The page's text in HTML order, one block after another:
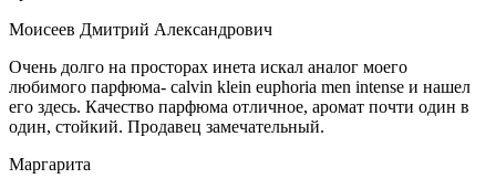
Моисеев Дмитрий Александрович
Очень долго на просторах инета искал аналог моего
любимого парфюма- calvin klein euphoria men intense и нашел
его здесь. Качество парфюма отличное, аромат почти один в
один, стойкий. Продавец замечательный.
Маргарита